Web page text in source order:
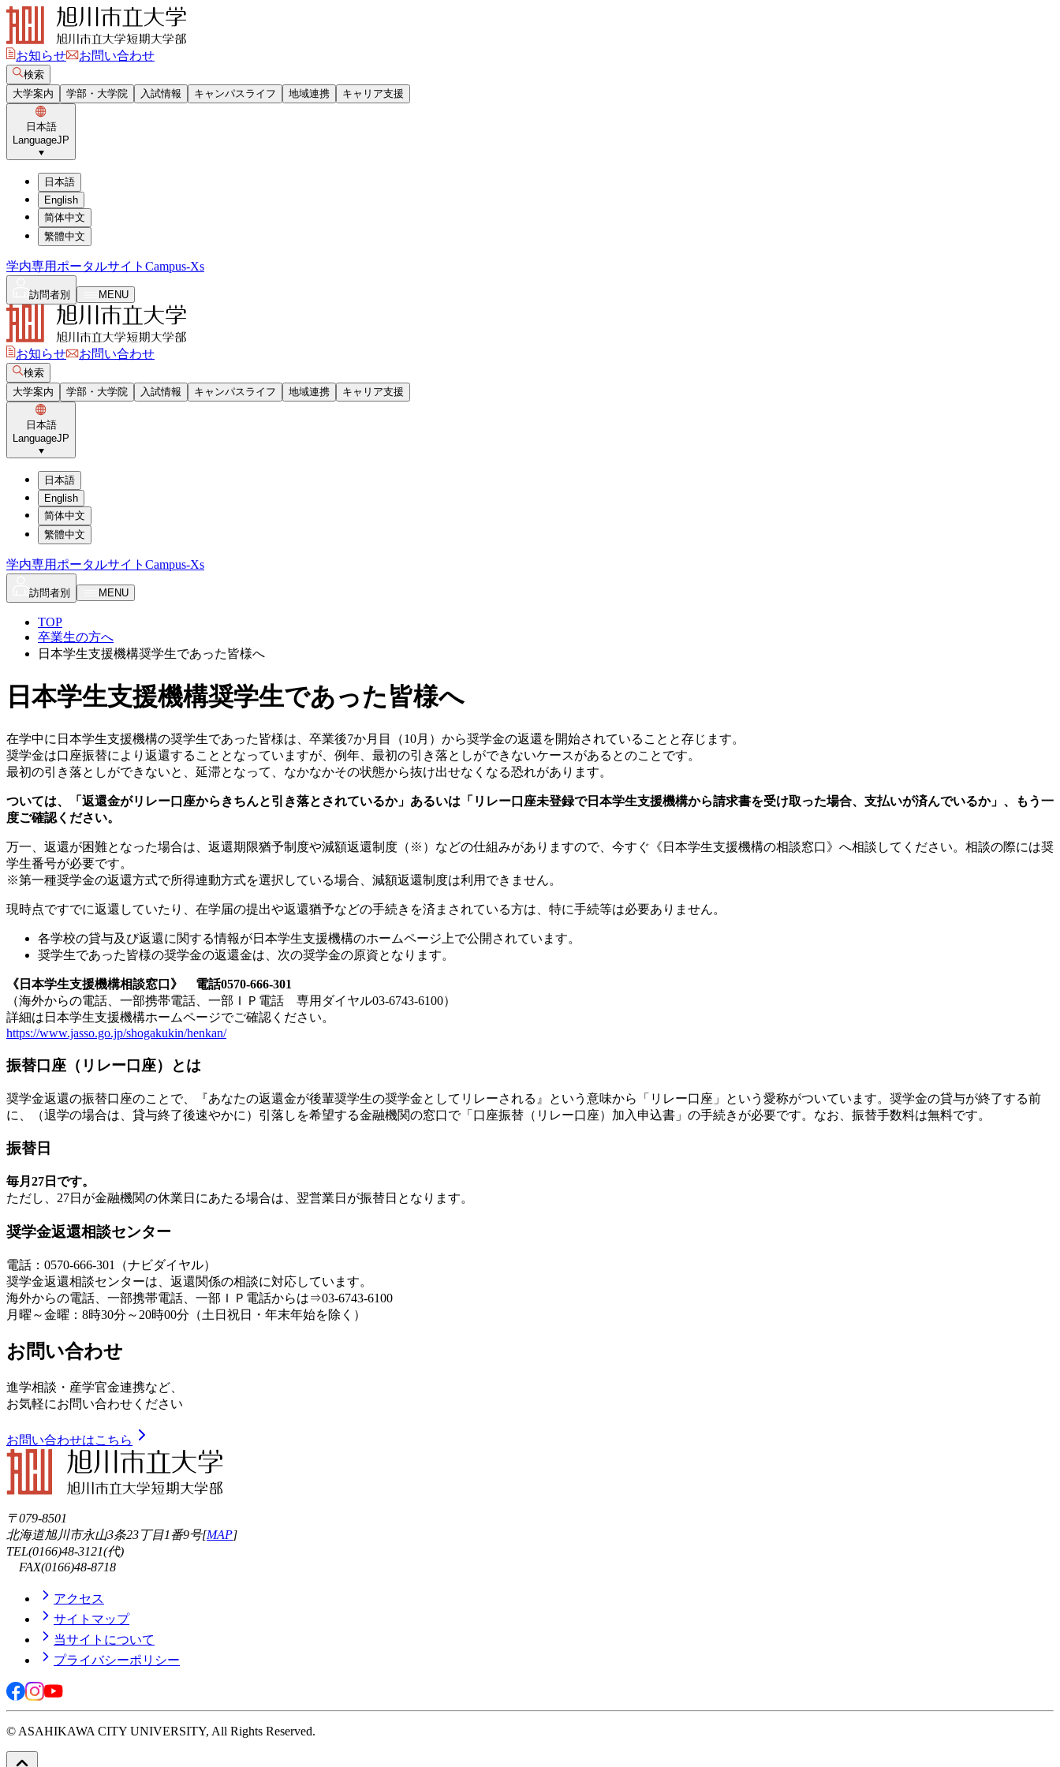
お知らせ お問い合わせ
検索
大学案内
学部・大学院 入試情報 キャンパスライフ 地域連携 キャリア支援
日本語
LanguageJP
日本語
English
简体中文
繁體中文
学内専用ポータルサイト Campus-Xs
訪問者別 MENU
お知らせ お問い合わせ
検索
大学案内
学部・大学院 入試情報 キャンパスライフ 地域連携 キャリア支援
日本語
LanguageJP
日本語
English
简体中文
繁體中文
学内専用ポータルサイト Campus-Xs
訪問者別 MENU
TOP
卒業生の方へ
日本学生支援機構奨学生であった皆様へ
日本学生支援機構奨学生であった皆様へ
在学中に日本学生支援機構の奨学生であった皆様は、卒業後7か月目（10月）から奨学金の返還を開始されていることと存じます。
奨学金は口座振替により返還することとなっていますが、例年、最初の引き落としができないケースがあるとのことです。
最初の引き落としができないと、延滞となって、なかなかその状態から抜け出せなくなる恐れがあります。
ついては、「返還金がリレー口座からきちんと引き落とされているか」あるいは「リレー口座未登録で日本学生支援機構から請求書を受け取った場合、支払いが済んでいるか」、もう一
度ご確認ください。
万一、返還が困難となった場合は、返還期限猶予制度や減額返還制度（※）などの仕組みがありますので、今すぐ《日本学生支援機構の相談窓口》へ相談してください。相談の際には奨
学生番号が必要です。
※第一種奨学金の返還方式で所得連動方式を選択している場合、減額返還制度は利用できません。
現時点ですでに返還していたり、在学届の提出や返還猶予などの手続きを済まされている方は、特に手続等は必要ありません。
各学校の貸与及び返還に関する情報が日本学生支援機構のホームページ上で公開されています。
奨学生であった皆様の奨学金の返還金は、次の奨学金の原資となります。
《日本学生支援機構相談窓口》 電話0570-666-301
（海外からの電話、一部携帯電話、一部ＩＰ電話 専用ダイヤル03-6743-6100）
詳細は日本学生支援機構ホームページでご確認ください。
https://www.jasso.go.jp/shogakukin/henkan/
振替口座（リレー口座）とは
奨学金返還の振替口座のことで、『あなたの返還金が後輩奨学生の奨学金としてリレーされる』という意味から「リレー口座」という愛称がついています。奨学金の貸与が終了する前
に、（退学の場合は、貸与終了後速やかに）引落しを希望する金融機関の窓口で「口座振替（リレー口座）加入申込書」の手続きが必要です。なお、振替手数料は無料です。
振替日
毎月27日です。
ただし、27日が金融機関の休業日にあたる場合は、翌営業日が振替日となります。
奨学金返還相談センター
電話：0570‐666‐301（ナビダイヤル）
奨学金返還相談センターは、返還関係の相談に対応しています。
海外からの電話、一部携帯電話、一部ＩＰ電話からは⇒03‐6743‐6100
月曜～金曜：8時30分～20時00分（土日祝日・年末年始を除く）
お問い合わせ
進学相談・産学官金連携など、
お気軽にお問い合わせください
お問い合わせはこちら
〒079-8501
北海道旭川市永山3条23丁目1番9号[MAP]
TEL(0166)48-3121(代)
FAX(0166)48-8718
アクセス
サイトマップ
当サイトについて
プライバシーポリシー
© ASAHIKAWA CITY UNIVERSITY, All Rights Reserved.